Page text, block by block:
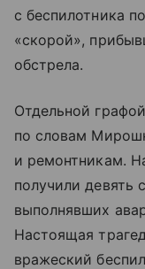
с беспилотника
«скорой»,
обстрела.
Отдельной
по словам
и ремонтникам.
получили девять
выполнявших
Настоящая
вражеский